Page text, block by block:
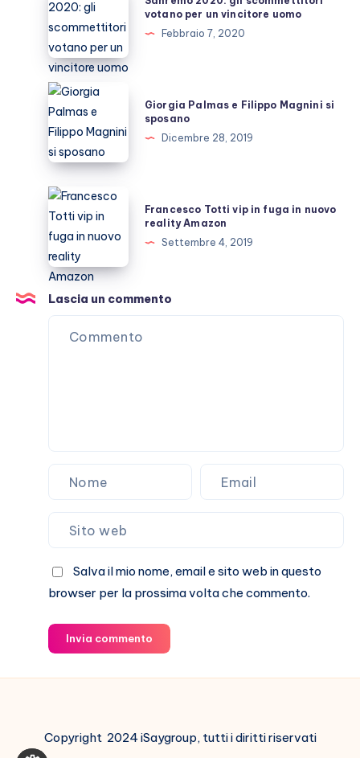
2020:
gli
scommettitori
votano
per
un
vincitore
uomo
votano per un vincitore uomo
Febbraio 7, 2020
Giorgia
Palmas
e
Filippo
Magnini
si
sposano
Giorgia Palmas e Filippo Magnini si
sposano
Dicembre 28, 2019
Francesco
Totti
vip
in
fuga
in
nuovo
reality
Francesco Totti vip in fuga in nuovo
reality Amazon
Settembre 4, 2019
Lascia un commento
Salva il mio nome, email e sito web in questo
browser per la prossima volta che commento.
Invia commento
Copyright 2024 iSaygroup, tutti i diritti riservati